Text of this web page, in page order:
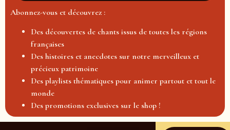
Abonnez-vous et découvrez :
Des découvertes de chants issus de toutes les régions
françaises
Des histoires et anecdotes sur notre merveilleux et
précieux patrimoine
Des playlists thématiques pour animer partout et tout le
monde
Des promotions exclusives sur le shop !